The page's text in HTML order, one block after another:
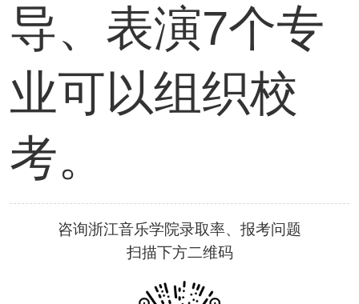
导、表演7个专
业可以组织校
考。
咨询浙江音乐学院录取率、报考问题
扫描下方二维码